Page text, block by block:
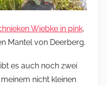
Wiebke in pink,
Mantel von Deerberg.
es auch noch zwei
nicht kleinen